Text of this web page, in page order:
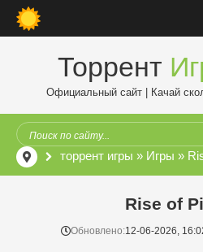
Торрент
Официальный сайт | Качай
торрент игры » Игры »
Rise of
Обновлено:12-06-2026,